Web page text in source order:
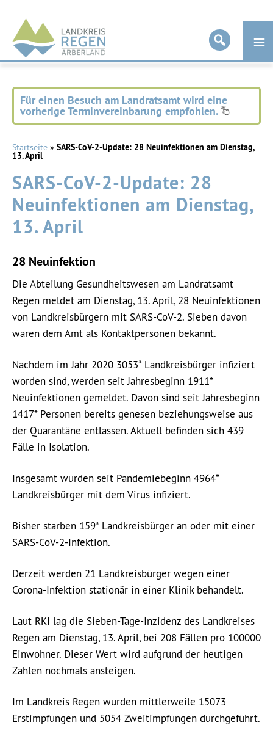
Landkreis
Regen
Für einen Besuch am Landratsamt wird eine
vorherige Terminvereinbarung empfohlen.
Startseite » SARS-CoV-2-Update: 28 Neuinfektionen am Dienstag,
13. April
SARS-CoV-2-Update: 28
Neuinfektionen am Dienstag,
13. April
28 Neuinfektion
Die Abteilung Gesundheitswesen am Landratsamt
Regen meldet am Dienstag, 13. April, 28 Neuinfektionen
von Landkreisbürgern mit SARS-CoV-2. Sieben davon
waren dem Amt als Kontaktpersonen bekannt.
Nachdem im Jahr 2020 3053* Landkreisbürger infiziert
worden sind, werden seit Jahresbeginn 1911*
Neuinfektionen gemeldet. Davon sind seit Jahresbeginn
1417* Personen bereits genesen beziehungsweise aus
der Quarantäne entlassen. Aktuell befinden sich 439
Fälle in Isolation.
Insgesamt wurden seit Pandemiebeginn 4964*
Landkreisbürger mit dem Virus infiziert.
Bisher starben 159* Landkreisbürger an oder mit einer
SARS-CoV-2-Infektion.
Derzeit werden 21 Landkreisbürger wegen einer
Corona-Infektion stationär in einer Klinik behandelt.
Laut RKI lag die Sieben-Tage-Inzidenz des Landkreises
Regen am Dienstag, 13. April, bei 208 Fällen pro 100000
Einwohner. Dieser Wert wird aufgrund der heutigen
Zahlen nochmals ansteigen.
Im Landkreis Regen wurden mittlerweile 15073
Erstimpfungen und 5054 Zweitimpfungen durchgeführt.